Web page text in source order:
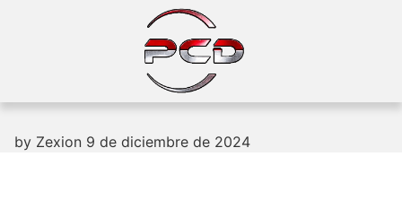
by Zexion 9 de diciembre de 2024